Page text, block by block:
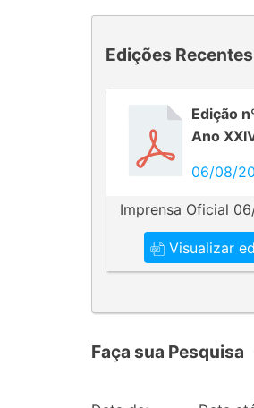
Edições Recentes
Edição
Ano
06/08/
Imprensa Oficial
Visualizar
Faça sua Pesquisa